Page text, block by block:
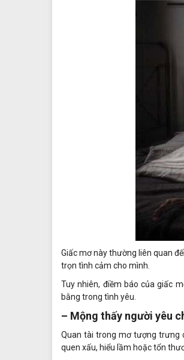
Giấc mơ này thường liên quan
trọn tình cảm cho mình.
Tuy nhiên, điềm báo của giấc
bằng trong tình yêu.
– Mộng thấy người yêu
Quan tài trong mơ tượng trưng
quen xấu, hiểu lầm hoặc tổn